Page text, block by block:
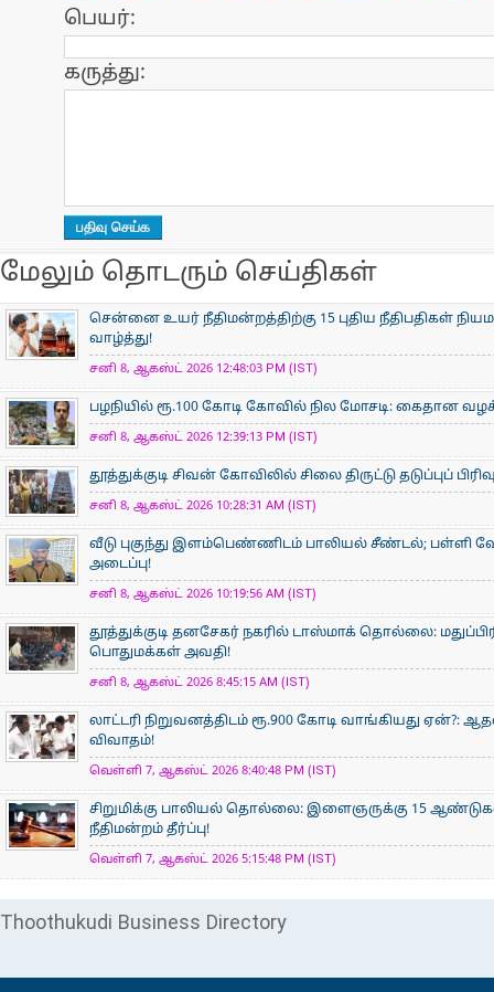
பெயர்:
கருத்து:
மேலும் தொடரும் செய்திகள்
சென்னை உயர் நீதிமன்றத்திற்கு 15 புதிய நீதிபதிகள்
வாழ்த்து!
சனி 8, ஆகஸ்ட் 2026 12:48:03 PM (IST)
பழநியில் ரூ.100 கோடி கோவில் நில மோசடி: கைதான
சனி 8, ஆகஸ்ட் 2026 12:39:13 PM (IST)
தூத்துக்குடி சிவன் கோவிலில் சிலை திருட்டு தடுப்புப்
சனி 8, ஆகஸ்ட் 2026 10:28:31 AM (IST)
வீடு புகுந்து இளம்பெண்ணிடம் பாலியல் சீண்டல்; பள்ளி
அடைப்பு!
சனி 8, ஆகஸ்ட் 2026 10:19:56 AM (IST)
தூத்துக்குடி தனசேகர் நகரில் டாஸ்மாக் தொல்லை:
பொதுமக்கள் அவதி!
சனி 8, ஆகஸ்ட் 2026 8:45:15 AM (IST)
லாட்டரி நிறுவனத்திடம் ரூ.900 கோடி வாங்கியது ஏன்?:
விவாதம்!
வெள்ளி 7, ஆகஸ்ட் 2026 8:40:48 PM (IST)
சிறுமிக்கு பாலியல் தொல்லை: இளைஞருக்கு 15
நீதிமன்றம் தீர்ப்பு!
வெள்ளி 7, ஆகஸ்ட் 2026 5:15:48 PM (IST)
Thoothukudi Business Directory